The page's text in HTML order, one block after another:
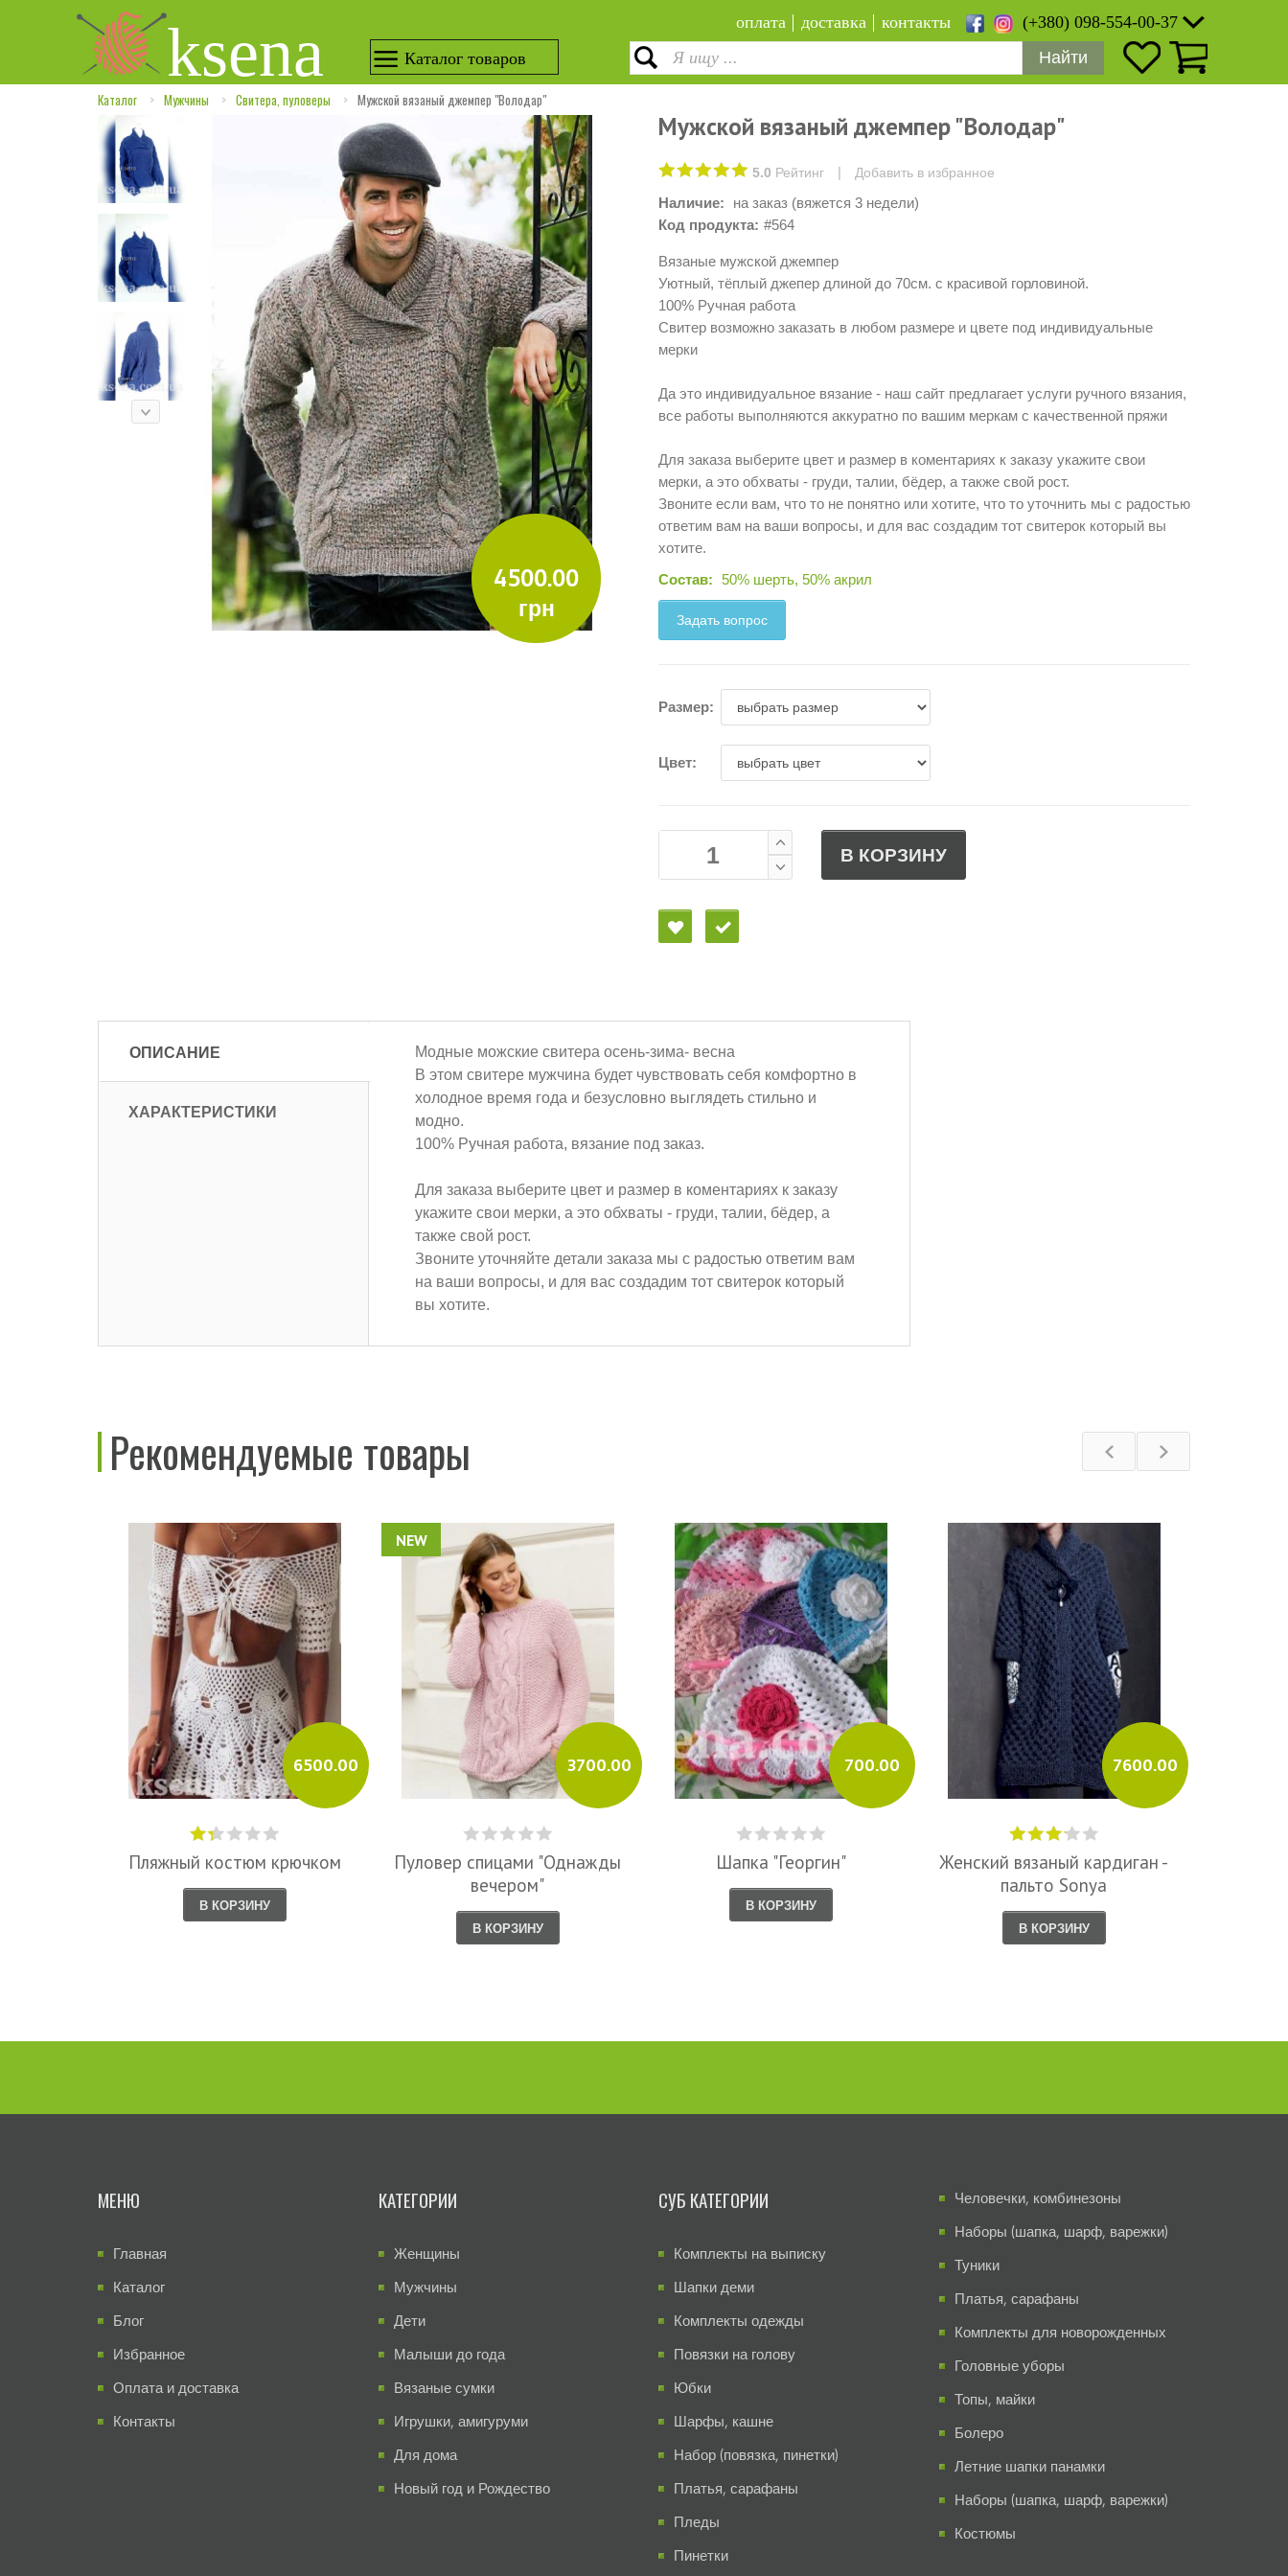
оплата доставка контакты (+380) 098-554-00-37
ksena Каталог товаров Найти
Каталог Мужчины Свитера, пуловеры Мужской вязаный джемпер "Володар"
4500.00
грн
Мужской вязаный джемпер "Володар"
5.0 Рейтинг | Добавить в избранное
Наличие:
на заказ (вяжется 3 недели)
Код продукта: #564
Вязаные мужской джемпер
Уютный, тёплый джепер длиной до 70см. с красивой горловиной.
100% Ручная работа
Свитер возможно заказать в любом размере и цвете под индивидуальные
мерки
Да это индивидуальное вязание - наш сайт предлагает услуги ручного вязания,
все работы выполняются аккуратно по вашим меркам с качественной пряжи
Для заказа выберите цвет и размер в коментариях к заказу укажите свои
мерки, а это обхваты - груди, талии, бёдер, а также свой рост.
Звоните если вам, что то не понятно или хотите, что то уточнить мы с радостью
ответим вам на ваши вопросы, и для вас создадим тот свитерок который вы
хотите.
Состав: 50% шерть, 50% акрил
Задать вопрос
Размер:
Цвет:
В КОРЗИНУ
ОПИСАНИЕ
ХАРАКТЕРИСТИКИ
Модные можские свитера осень-зима- весна
В этом свитере мужчина будет чувствовать себя комфортно в
холодное время года и безусловно выглядеть стильно и
модно.
100% Ручная работа, вязание под заказ.
Для заказа выберите цвет и размер в коментариях к заказу
укажите свои мерки, а это обхваты - груди, талии, бёдер, а
также свой рост.
Звоните уточняйте детали заказа мы с радостью ответим вам
на ваши вопросы, и для вас создадим тот свитерок который
вы хотите.
Рекомендуемые товары
6500.00
Пляжный костюм крючком
В КОРЗИНУ
3700.00
NEW
Пуловер спицами "Однажды
вечером"
В КОРЗИНУ
700.00
Шапка "Георгин"
В КОРЗИНУ
7600.00
Женский вязаный кардиган -
пальто Sonya
В КОРЗИНУ
МЕНЮ
Главная
Каталог
Блог
Избранное
Оплата и доставка
Контакты
КАТЕГОРИИ
Женщины
Мужчины
Дети
Малыши до года
Вязаные сумки
Игрушки, амигуруми
Для дома
Новый год и Рождество
СУБ КАТЕГОРИИ
Комплекты на выписку
Шапки деми
Комплекты одежды
Повязки на голову
Юбки
Шарфы, кашне
Набор (повязка, пинетки)
Платья, сарафаны
Пледы
Пинетки
Человечки, комбинезоны
Наборы (шапка, шарф, варежки)
Туники
Платья, сарафаны
Комплекты для новорожденных
Головные уборы
Топы, майки
Болеро
Летние шапки панамки
Наборы (шапка, шарф, варежки)
Костюмы